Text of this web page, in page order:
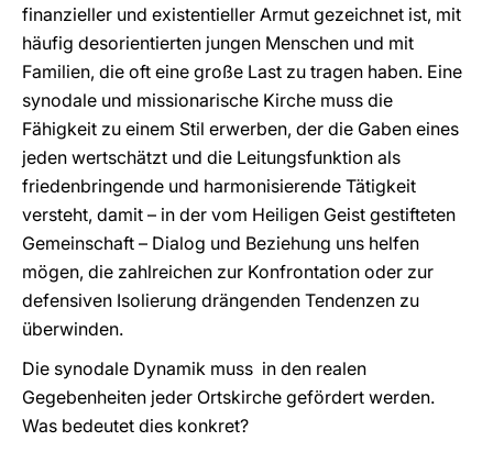
finanzieller und existentieller Armut gezeichnet ist, mit
häufig desorientierten jungen Menschen und mit
Familien, die oft eine große Last zu tragen haben. Eine
synodale und missionarische Kirche muss die
Fähigkeit zu einem Stil erwerben, der die Gaben eines
jeden wertschätzt und die Leitungsfunktion als
friedenbringende und harmonisierende Tätigkeit
versteht, damit – in der vom Heiligen Geist gestifteten
Gemeinschaft – Dialog und Beziehung uns helfen
mögen, die zahlreichen zur Konfrontation oder zur
defensiven Isolierung drängenden Tendenzen zu
überwinden.
Die synodale Dynamik muss in den realen
Gegebenheiten jeder Ortskirche gefördert werden.
Was bedeutet dies konkret?